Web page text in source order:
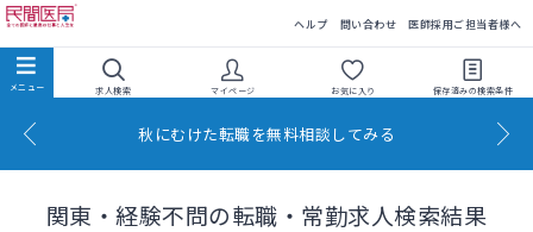
ヘルプ 問い合わせ 医師採用ご担当者様へ
求人検索 マイページ お気に入り 保存済みの検索条件
秋にむけた転職を無料相談してみる
関東・経験不問の転職・常勤求人検索結果